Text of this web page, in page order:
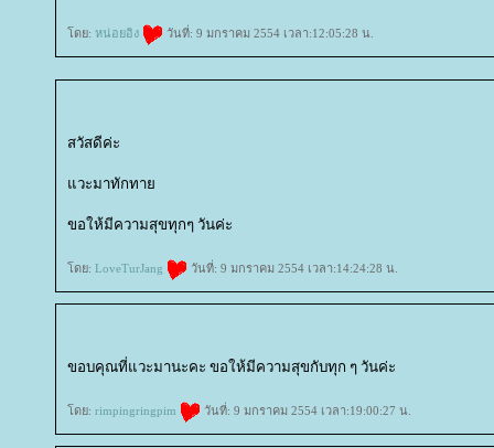
ดย: หน่อยอิง วันที่: 9 มกราคม 2554 เวลา:12:05:28 น.
สวัสดีค่ะ
วะมาทักทา
ขอให้มีความสุขทุกๆ วันค่ะ
ดย: LoveTurJang วันที่: 9 มกราคม 2554 เวลา:14:24:28 น.
ขอบคุณที่แวะมานะคะ ขอให้มีความสุขกับทุก ๆ วันค่ะ
ดย: rimpingringpim วันที่: 9 มกราคม 2554 เวลา:19:00:27 น.